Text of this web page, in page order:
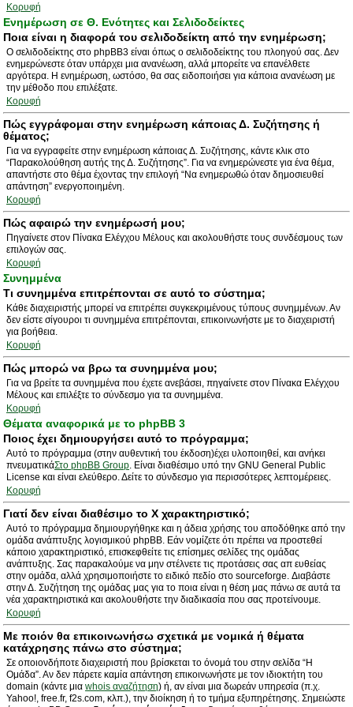
Κορυφή
Ενημέρωση σε Θ. Ενότητες και Σελιδοδείκτες
Ποια είναι η διαφορά του σελιδοδείκτη από την ενημέρωση;
Ο σελιδοδείκτης στο phpBB3 είναι όπως ο σελιδοδείκτης του πλοηγού σας. Δεν
ενημερώνεστε όταν υπάρχει μια ανανέωση, αλλά μπορείτε να επανέλθετε
αργότερα. Η ενημέρωση, ωστόσο, θα σας ειδοποιήσει για κάποια ανανέωση με
την μέθοδο που επιλέξατε.
Κορυφή
Πώς εγγράφομαι στην ενημέρωση κάποιας Δ. Συζήτησης ή
θέματος;
Για να εγγραφείτε στην ενημέρωση κάποιας Δ. Συζήτησης, κάντε κλικ στο
“Παρακολούθηση αυτής της Δ. Συζήτησης”. Για να ενημερώνεστε για ένα θέμα,
απαντήστε στο θέμα έχοντας την επιλογή “Να ενημερωθώ όταν δημοσιευθεί
απάντηση” ενεργοποιημένη.
Κορυφή
Πώς αφαιρώ την ενημέρωσή μου;
Πηγαίνετε στον Πίνακα Ελέγχου Μέλους και ακολουθήστε τους συνδέσμους των
επιλογών σας.
Κορυφή
Συνημμένα
Τι συνημμένα επιτρέπονται σε αυτό το σύστημα;
Κάθε διαχειριστής μπορεί να επιτρέπει συγκεκριμένους τύπους συνημμένων. Αν
δεν είστε σίγουροι τι συνημμένα επιτρέπονται, επικοινωνήστε με το διαχειριστή
για βοήθεια.
Κορυφή
Πώς μπορώ να βρω τα συνημμένα μου;
Για να βρείτε τα συνημμένα που έχετε ανεβάσει, πηγαίνετε στον Πίνακα Ελέγχου
Μέλους και επιλέξτε το σύνδεσμο για τα συνημμένα.
Κορυφή
Θέματα αναφορικά με το phpBB 3
Ποιος έχει δημιουργήσει αυτό το πρόγραμμα;
Αυτό το πρόγραμμα (στην αυθεντική του έκδοση)έχει υλοποιηθεί, και ανήκει
πνευματικάΣτο phpBB Group. Είναι διαθέσιμο υπό την GNU General Public
License και είναι ελεύθερο. Δείτε το σύνδεσμο για περισσότερες λεπτομέρειες.
Κορυφή
Γιατί δεν είναι διαθέσιμο το Χ χαρακτηριστικό;
Αυτό το πρόγραμμα δημιουργήθηκε και η άδεια χρήσης του αποδόθηκε από την
ομάδα ανάπτυξης λογισμικού phpBB. Εάν νομίζετε ότι πρέπει να προστεθεί
κάποιο χαρακτηριστικό, επισκεφθείτε τις επίσημες σελίδες της ομάδας
ανάπτυξης. Σας παρακαλούμε να μην στέλνετε τις προτάσεις σας απ ευθείας
στην ομάδα, αλλά χρησιμοποιήστε το ειδικό πεδίο στο sourceforge. Διαβάστε
στην Δ. Συζήτηση της ομάδας μας για το ποια είναι η θέση μας πάνω σε αυτά τα
νέα χαρακτηριστικά και ακολουθήστε την διαδικασία που σας προτείνουμε.
Κορυφή
Με ποιόν θα επικοινωνήσω σχετικά με νομικά ή θέματα
κατάχρησης πάνω στο σύστημα;
Σε οποιονδήποτε διαχειριστή που βρίσκεται το όνομά του στην σελίδα “Η
Ομάδα”. Αν δεν πάρετε καμία απάντηση επικοινωνήστε με τον ιδιοκτήτη του
domain (κάντε μια whois αναζήτηση) ή, αν είναι μια δωρεάν υπηρεσία (π.χ.
Yahoo!, free.fr, f2s.com, κλπ.), την διοίκηση ή το τμήμα εξυπηρέτησης. Σημειώστε